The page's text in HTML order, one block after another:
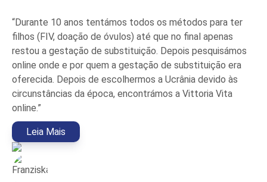
“Durante 10 anos tentámos todos os métodos para ter
filhos (FIV, doação de óvulos) até que no final apenas
restou a gestação de substituição. Depois pesquisámos
online onde e por quem a gestação de substituição era
oferecida. Depois de escolhermos a Ucrânia devido às
circunstâncias da época, encontrámos a Vittoria Vita
online.”
Leia Mais